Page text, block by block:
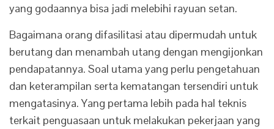
yang godaannya bisa jadi melebihi rayuan setan.
Bagaimana orang difasilitasi atau dipermudah untuk
berutang dan menambah utang dengan mengijonkan
pendapatannya. Soal utama yang perlu pengetahuan
dan keterampilan serta kematangan tersendiri untuk
mengatasinya. Yang pertama lebih pada hal teknis
terkait penguasaan untuk melakukan pekerjaan yang